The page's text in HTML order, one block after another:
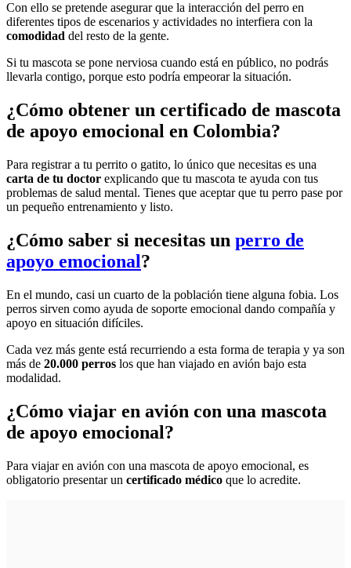
Con ello se pretende asegurar que la interacción del perro en
diferentes tipos de escenarios y actividades no interfiera con la
comodidad del resto de la gente.
Si tu mascota se pone nerviosa cuando está en público, no podrás
llevarla contigo, porque esto podría empeorar la situación.
¿Cómo obtener un certificado de mascota
de apoyo emocional en Colombia?
Para registrar a tu perrito o gatito, lo único que necesitas es una
carta de tu doctor explicando que tu mascota te ayuda con tus
problemas de salud mental. Tienes que aceptar que tu perro pase por
un pequeño entrenamiento y listo.
¿Cómo saber si necesitas un perro de
apoyo emocional?
En el mundo, casi un cuarto de la población tiene alguna fobia. Los
perros sirven como ayuda de soporte emocional dando compañía y
apoyo en situación difíciles.
Cada vez más gente está recurriendo a esta forma de terapia y ya son
más de 20.000 perros los que han viajado en avión bajo esta
modalidad.
¿Cómo viajar en avión con una mascota
de apoyo emocional?
Para viajar en avión con una mascota de apoyo emocional, es
obligatorio presentar un certificado médico que lo acredite.